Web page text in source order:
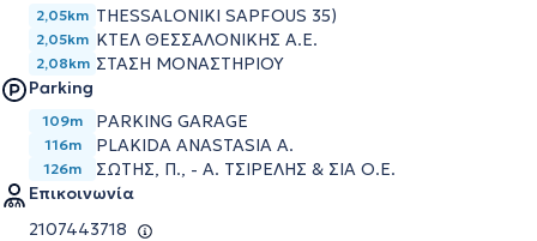
2,05km THESSALONIKI SAPFOUS 35)
2,05km ΚΤΕΛ ΘΕΣΣΑΛΟΝΙΚΗΣ Α.Ε.
2,08km ΣΤΑΣΗ ΜΟΝΑΣΤΗΡΙΟΥ
Parking
109m PARKING GARAGE
116m PLAKIDA ANASTASIA A.
126m
ΣΩΤΗΣ, Π., - Α. ΤΣΙΡΕΛΗΣ & ΣΙΑ Ο.Ε.
Επικοινωνία
2107443718